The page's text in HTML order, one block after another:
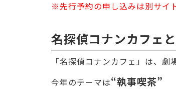
※先行予約の申し込みは別サイ
名探偵コナンカフェ
「名探偵コナンカフェ」は、
今年のテーマは“執事喫茶”